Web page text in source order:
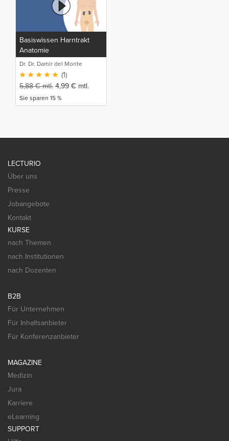
Basiswissen Harntrakt
Anatomie
Dr. Dr. Damir del Monte
(1)
5,88€mtl. 4,99 € mtl.
Sie sparen 15 %
LECTURIO
Über uns
Presse
Jobangebote
Kontakt
KURSE
nach Themen
nach Institutionen
nach Dozenten
B2B
Für Unternehmen
Für Inhaltsanbieter
Für Konferenzanbieter
MAGAZINE
Medizin
Jura
Karriere
eLearning
SUPPORT